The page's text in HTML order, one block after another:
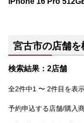
宮古市の店舗
検索結果：2店舗
全2件中1 〜 2件目を表
予約申込する店舗/購入